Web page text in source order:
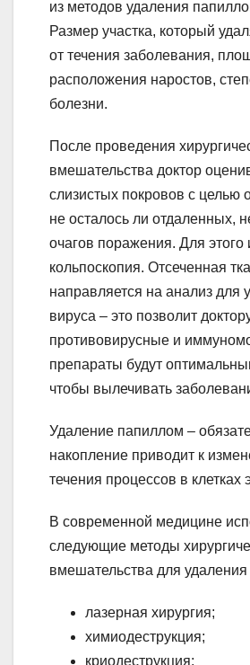
из методов удаления
Размер участка, который
от течения заболевания,
расположения наростов,
болезни.
После проведения
вмешательства доктор
слизистых покровов с целью
не осталось ли отдаленных,
очагов поражения. Для этого
кольпоскопия. Отсеченная
направляется на анализ для
вируса – это позволит
противовирусные и
препараты будут
чтобы вылечивать
Удаление папиллом –
накопление приводит к
течения процессов в клетках
В современной медицине
следующие методы
вмешательства для
лазерная хирургия;
химиодеструкция;
криодеструкция;